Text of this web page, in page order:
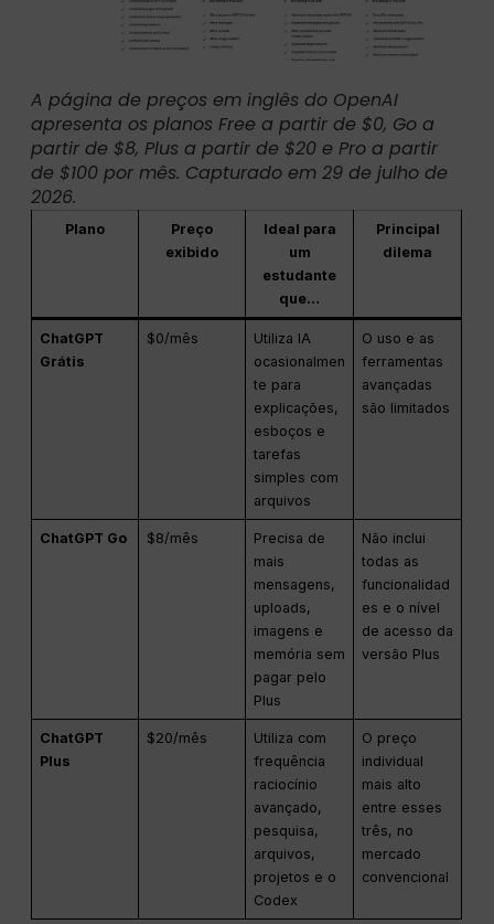
A página de preços em inglês do OpenAI
apresenta os planos Free a partir de $0, Go a
partir de $8, Plus a partir de $20 e Pro a partir
de $100 por mês. Capturado em 29 de julho de
2026.
Plano
Preço
exibido
Ideal para
um
estudante
que…
Principal
dilema
ChatGPT
Grátis
$0/mês
Utiliza IA
ocasionalmen
te para
explicações,
esboços e
tarefas
simples com
arquivos
O uso e as
ferramentas
avançadas
são limitados
ChatGPT Go $8/mês
Precisa de
mais
mensagens,
uploads,
imagens e
memória sem
pagar pelo
Plus
Não inclui
todas as
funcionalidad
es e o nível
de acesso da
versão Plus
ChatGPT
Plus
$20/mês
Utiliza com
frequência
raciocínio
avançado,
pesquisa,
arquivos,
projetos e o
Codex
O preço
individual
mais alto
entre esses
três, no
mercado
convencional